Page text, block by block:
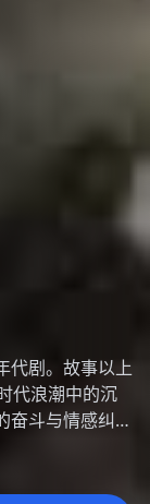
族的兴衰历史。
聚焦于坦格利
大的制作规模，
作的史诗气